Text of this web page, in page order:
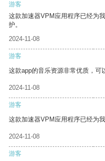
游客
这款加速器VPM应用程序已经为
护。
2024-11-08
游客
这款app的音乐资源非常优质，可
2024-11-08
游客
这款加速器VPM应用程序已经为
2024-11-08
游客